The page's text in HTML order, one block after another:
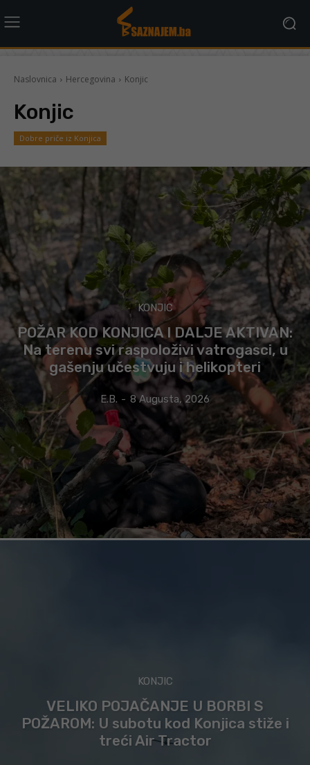
Naslovnica Hercegovina Konjic
Konjic
Dobre priče iz Konjica
KONJIC
POŽAR KOD KONJICA I DALJE AKTIVAN:
Na terenu svi raspoloživi vatrogasci, u
gašenju učestvuju i helikopteri
E.B. - 8 Augusta, 2026
KONJIC
VELIKO POJAČANJE U BORBI S
POŽAROM: U subotu kod Konjica stiže i
treći Air Tractor